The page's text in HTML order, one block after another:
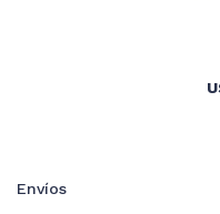
Envíos